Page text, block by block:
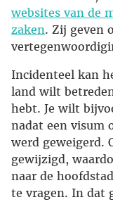
websites van de
zaken. Zij geven
Incidenteel kan
land wilt
hebt. Je wilt
nadat een visum
werd geweigerd.
gewijzigd,
naar de
te vragen. In dat